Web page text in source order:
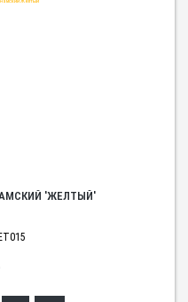
'ЖЕЛТЫЙ'